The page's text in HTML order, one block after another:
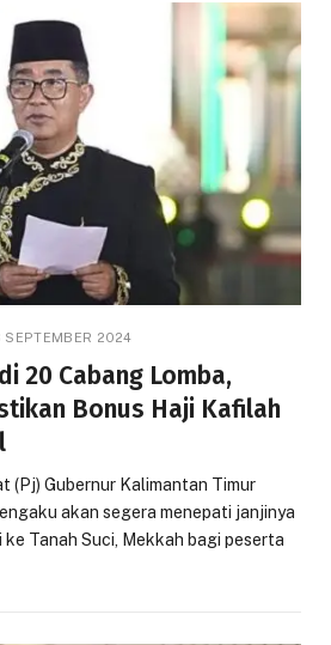
SEPTEMBER 2024
20 Cabang Lomba,
Bonus Haji Kafilah
(Pj) Gubernur Kalimantan Timur
akan segera menepati janjinya
ke Tanah Suci, Mekkah bagi peserta